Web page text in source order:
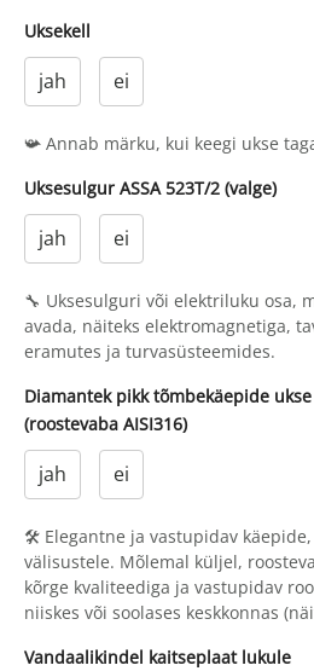
Uksekell
jah ei
📯 Annab märku, kui keegi ukse
Uksesulgur ASSA 523T/2 (valge)
jah ei
🔧 Uksesulguri või elektriluku osa,
avada, näiteks elektromagnetiga,
eramutes ja turvasüsteemides.
Diamantek pikk tõmbekäepide
(roostevaba AISI316)
jah ei
🛠 Elegantne ja vastupidav
välisustele. Mõlemal küljel,
kõrge kvaliteediga ja vastupidav
niiskes või soolases keskkonnas
Vandaalikindel kaitseplaat lukule